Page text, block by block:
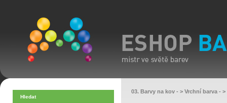
Hledat
03. Barvy na kov - > Vrchní barva - >